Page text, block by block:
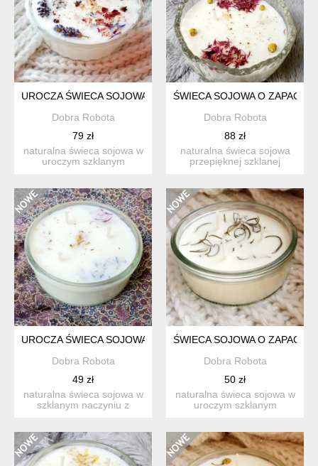
UROCZA ŚWIECA SOJOWA O ZAPACHU ZIELONEJ CYTRYNY,
Dobra Robota
79 zł
naturalna świeca sojowa w
uroczym szklanym
ŚWIECA SOJOWA O
Dobra Robota
88 zł
naturalna świeca sojowa
przepięknej szklanej
UROCZA ŚWIECA SOJOWA O ZAPACHU ZIELONEJ CYTRYNY,
Dobra Robota
49 zł
naturalna świeca sojowa w
szklanym naczyniu z
ŚWIECA SOJOWA O
Dobra Robota
50 zł
naturalna świeca sojowa w
uroczym szklanym